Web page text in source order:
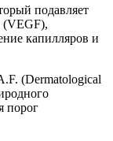
подавляет
(VEGF),
капилляров и
(Dermatological
порог